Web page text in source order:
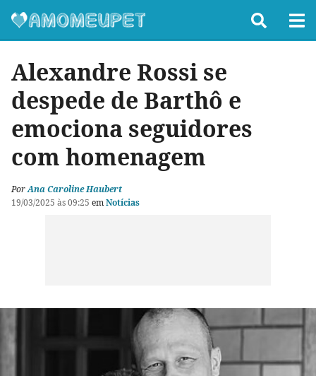
Alexandre Rossi se
despede de Barthô e
emociona seguidores
com homenagem
PorAna Caroline Haubert
19/03/2025 às 09:25 emNotícias